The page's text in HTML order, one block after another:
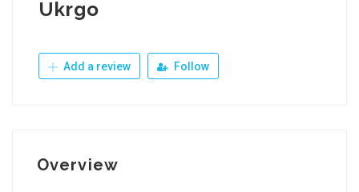
Ukrgo
Add a review Follow
Overview